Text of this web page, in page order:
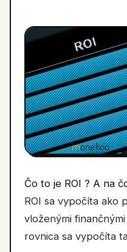
Čo to je ROI ? A na
ROI sa vypočíta ako
vloženými
rovnica sa vypočíta